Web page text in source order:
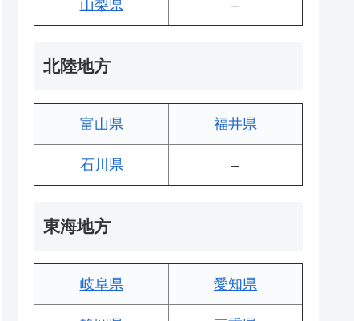
山梨県 –
北陸地方
富山県 福井県
石川県 –
東海地方
岐阜県 愛知県